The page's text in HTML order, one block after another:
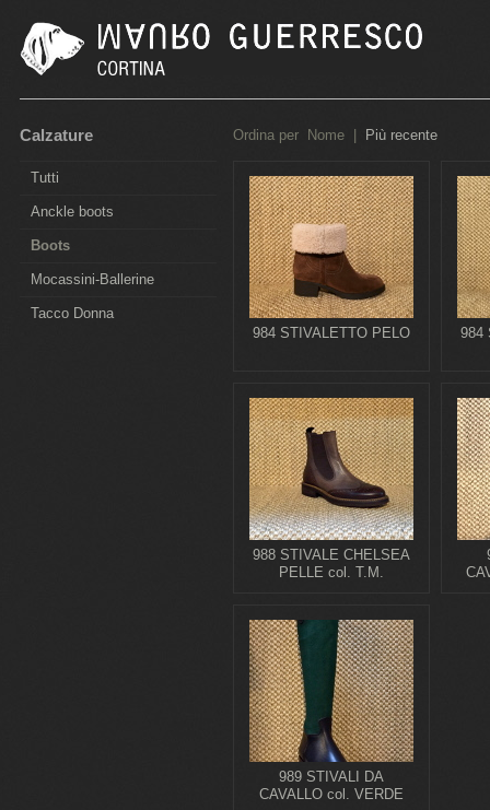
Calzature
Tutti
Anckle boots
Boots
Mocassini-Ballerine
Tacco Donna
Ordina per Nome Più recente
984 STIVALETTO PELO 984
988 STIVALE CHELSEA
PELLE col. T.M.
989 STIVALI DA
CAVALLO col. VERDE